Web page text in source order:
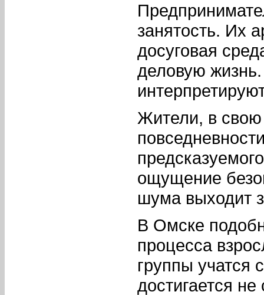
занятость. Их
досуговая
деловую
Жители, в свою
ощущение
шума выходит
В Омске
процесса
группы учатся
достигается